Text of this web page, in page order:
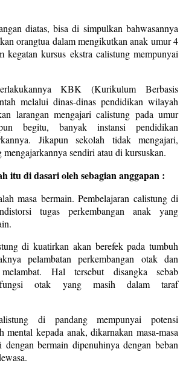
diatas, bisa di simpulkan bahwasannya
orangtua dalam mengikutkan anak umur 4
kegatan kursus ekstra calistung mempunyai
KBK (Kurikulum Berbasis
melalui dinas-dinas pendidikan wilayah
larangan mengajari calistung pada umur
begitu, banyak instansi pendidikan
Jikapun sekolah tidak mengajari,
sendiri atau di kursuskan.
itu di dasari oleh sebagian anggapan :
masa bermain. Pembelajaran calistung di
tugas perkembangan anak yang
di kuatirkan akan berefek pada tumbuh
pelambatan perkembangan otak dan
Hal tersebut disangka sebab
fungsi otak yang masih dalam taraf
di pandang mempunyai potensi
mental kepada anak, dikarnakan masa-masa
bermain dipenuhinya dengan beban